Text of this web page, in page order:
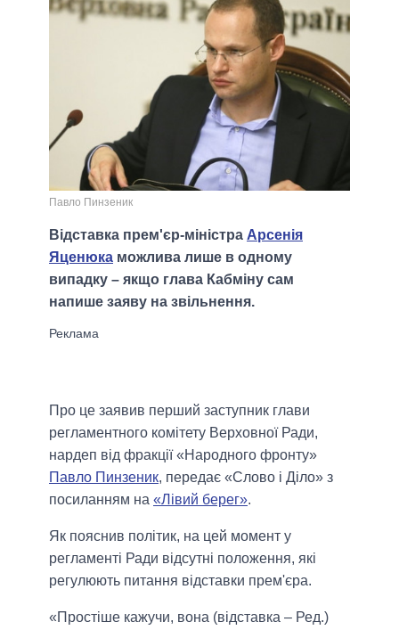
Павло Пинзеник
Відставка прем'єр-міністра Арсенія
Яценюка можлива лише в одному
випадку – якщо глава Кабміну сам
напише заяву на звільнення.
Про це заявив перший заступник глави
регламентного комітету Верховної Ради,
нардеп від фракції «Народного фронту»
Павло Пинзеник, передає «Слово і Діло» з
посиланням на «Лівий берег».
Як пояснив політик, на цей момент у
регламенті Ради відсутні положення, які
регулюють питання відставки прем'єра.
«Простіше кажучи, вона (відставка – Ред.)